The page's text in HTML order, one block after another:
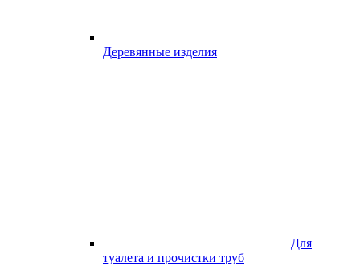
Деревянные изделия
Для
туалета и прочистки труб